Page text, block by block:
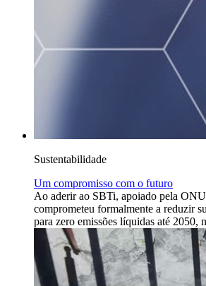
Sustentabilidade
Um compromisso com o futuro
Ao aderir ao SBTi, apoiado pela
comprometeu formalmente a reduzir
para zero emissões líquidas até 2050,